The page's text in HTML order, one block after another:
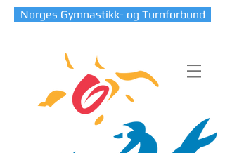
Norges Gymnastikk- og Turnforbund